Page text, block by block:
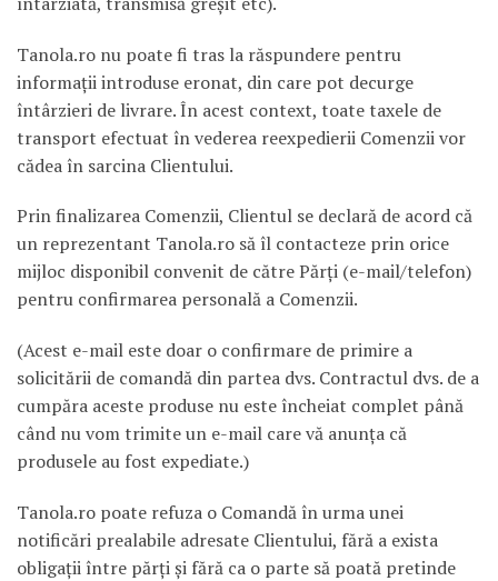
Tanola.ro nu poate fi tras la răspundere pentru
informaţii introduse eronat, din care pot decurge
întârzieri de livrare. În acest context, toate taxele de
transport efectuat în vederea reexpedierii Comenzii vor
cădea în sarcina Clientului.
Prin finalizarea Comenzii, Clientul se declară de acord că
un reprezentant Tanola.ro să îl contacteze prin orice
mijloc disponibil convenit de către Părţi (e-mail/telefon)
pentru confirmarea personală a Comenzii.
(Acest e-mail este doar o confirmare de primire a
solicitării de comandă din partea dvs. Contractul dvs. de a
cumpăra aceste produse nu este încheiat complet până
când nu vom trimite un e-mail care vă anunţa că
produsele au fost expediate.)
Tanola.ro poate refuza o Comandă în urma unei
notificări prealabile adresate Clientului, fără a exista
obligaţii între părţi şi fără ca o parte să poată pretinde